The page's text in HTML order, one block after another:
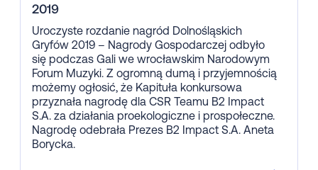
2019
Uroczyste rozdanie nagród Dolnośląskich
Gryfów 2019 – Nagrody Gospodarczej odbyło
się podczas Gali we wrocławskim Narodowym
Forum Muzyki. Z ogromną dumą i przyjemnością
możemy ogłosić, że Kapituła konkursowa
przyznała nagrodę dla CSR Teamu B2 Impact
S.A. za działania proekologiczne i prospołeczne.
Nagrodę odebrała Prezes B2 Impact S.A. Aneta
Borycka.